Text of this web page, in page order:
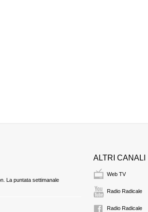
La puntata settimanale
ALTRI CANALI
Web TV
Radio Radicale
Radio Radicale